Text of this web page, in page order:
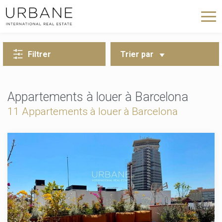
Filtrer Trier par
Appartements à louer à Barcelona
11 Appartements à louer à Barcelona